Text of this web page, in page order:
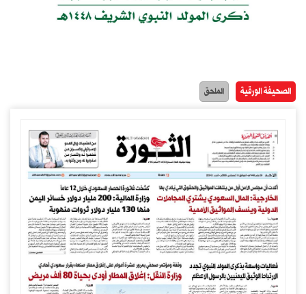
الصحيفة الورقية الملحق